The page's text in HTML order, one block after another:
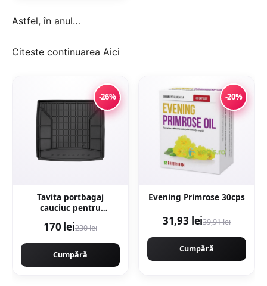
Astfel, în anul…
Citeste continuarea Aici
-26%
Tavita portbagaj
cauciuc pentru
Suv 10.18-
170 lei230 lei
Cumpără
-20%
Evening Primrose 30cps
31,93 lei39,91 lei
Cumpără